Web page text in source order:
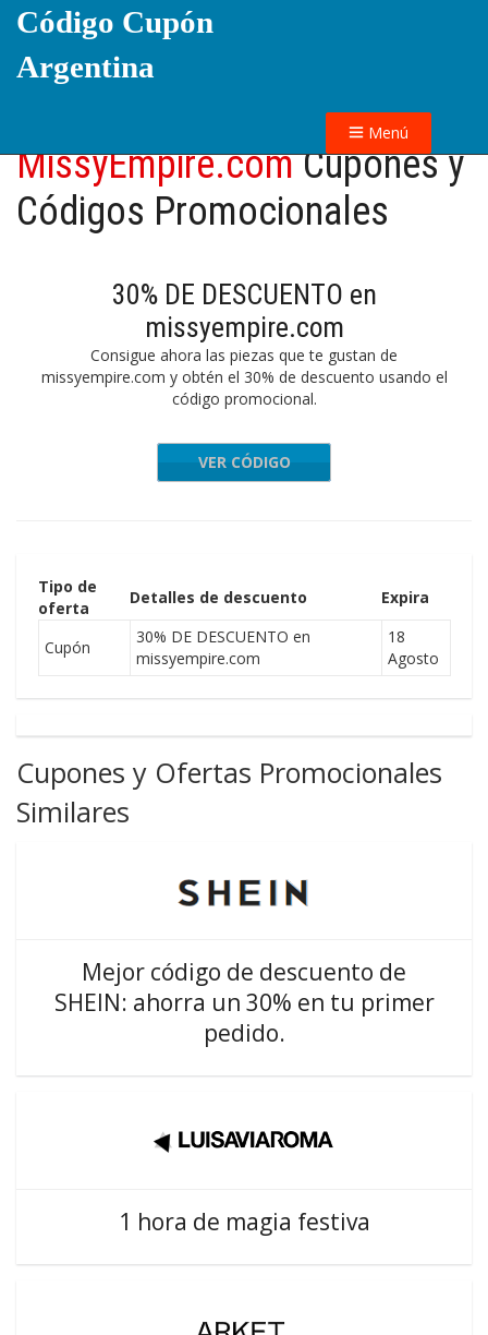
Código Cupón
Argentina
Menú
MissyEmpire.comCupones y
Códigos Promocionales
30% DE DESCUENTO en
missyempire.com
Consigue ahora las piezas que te gustan de
missyempire.com y obtén el 30% de descuento usando el
código promocional.
PRING30
VER CÓDIGO
Tipo de
oferta
Detalles de descuento Expira
Cupón
30% DE DESCUENTO en
missyempire.com
18
Agosto
Cupones y Ofertas Promocionales
Similares
Mejor código de descuento de
SHEIN: ahorra un 30% en tu primer
pedido.
1 hora de magia festiva